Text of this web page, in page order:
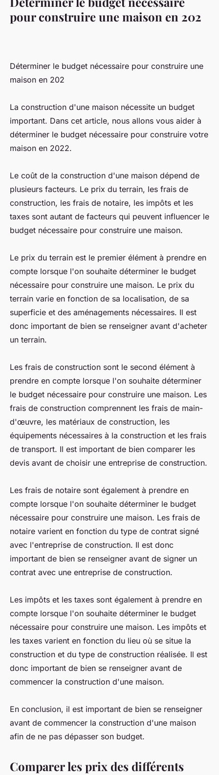
pour construire une maison en 202
Déterminer le budget nécessaire pour construire une
maison en 202
La construction d'une maison nécessite un budget
important. Dans cet article, nous allons vous aider à
déterminer le budget nécessaire pour construire votre
maison en 2022.
Le coût de la construction d'une maison dépend de
plusieurs facteurs. Le prix du terrain, les frais de
construction, les frais de notaire, les impôts et les
taxes sont autant de facteurs qui peuvent influencer le
budget nécessaire pour construire une maison.
Le prix du terrain est le premier élément à prendre en
compte lorsque l'on souhaite déterminer le budget
nécessaire pour construire une maison. Le prix du
terrain varie en fonction de sa localisation, de sa
superficie et des aménagements nécessaires. Il est
donc important de bien se renseigner avant d'acheter
un terrain.
Les frais de construction sont le second élément à
prendre en compte lorsque l'on souhaite déterminer
le budget nécessaire pour construire une maison. Les
frais de construction comprennent les frais de main-
d'œuvre, les matériaux de construction, les
équipements nécessaires à la construction et les frais
de transport. Il est important de bien comparer les
devis avant de choisir une entreprise de construction.
Les frais de notaire sont également à prendre en
compte lorsque l'on souhaite déterminer le budget
nécessaire pour construire une maison. Les frais de
notaire varient en fonction du type de contrat signé
avec l'entreprise de construction. Il est donc
important de bien se renseigner avant de signer un
contrat avec une entreprise de construction.
Les impôts et les taxes sont également à prendre en
compte lorsque l'on souhaite déterminer le budget
nécessaire pour construire une maison. Les impôts et
les taxes varient en fonction du lieu où se situe la
construction et du type de construction réalisée. Il est
donc important de bien se renseigner avant de
commencer la construction d'une maison.
En conclusion, il est important de bien se renseigner
avant de commencer la construction d'une maison
afin de ne pas dépasser son budget.
Comparer les prix des différents